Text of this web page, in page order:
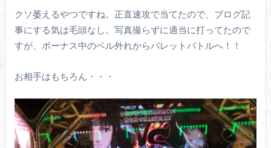
クソ萎えるやつですね。正直速攻で当てたので、ブログ記
事にする気は毛頭なし。写真撮らずに適当に打ってたので
すが、ボーナス中のベル外れからバレットバトルへ！！
お相手はもちろん・・・